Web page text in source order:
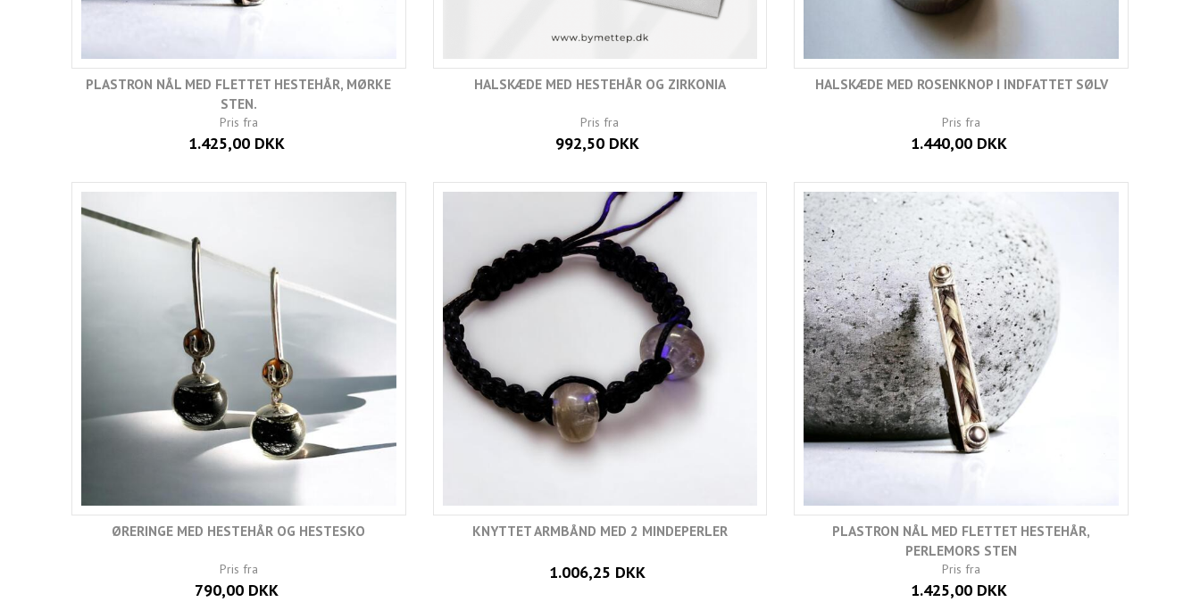
PLASTRON NÅL MED FLETTET HESTEHÅR, MØRKE
STEN.
Pris fra
1.425,00 DKK
HALSKÆDE MED HESTEHÅR OG ZIRKONIA
Pris fra
992,50 DKK
HALSKÆDE MED ROSENKNOP I INDFATTET SØLV
Pris fra
1.440,00 DKK
ØRERINGE MED HESTEHÅR OG HESTESKO
Pris fra
790,00 DKK
KNYTTET ARMBÅND MED 2 MINDEPERLER
1.006,25 DKK
PLASTRON NÅL MED FLETTET HESTEHÅR,
PERLEMORS STEN
Pris fra
1.425,00 DKK